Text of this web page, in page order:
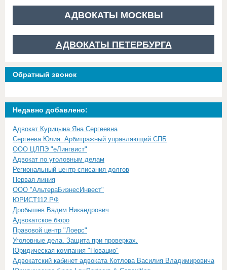
АДВОКАТЫ МОСКВЫ
АДВОКАТЫ ПЕТЕРБУРГА
Обратный звонок
Недавно добавлено:
Адвокат Курицына Яна Сергеевна
Сергеева Юлия. Арбитражный управляющий СПБ
ООО ЦЛПЭ "еЛингвист"
Адвокат по уголовным делам
Региональный центр списания долгов
Первая линия
ООО "АльтераБизнесИнвест"
ЮРИСТ112.РФ
Дробышев Вадим Никандрович
Адвокатское бюро
Правовой центр "Лоерс"
Уголовные дела. Защита при проверках.
Юридическая компания "Новацио"
Адвокатский кабинет адвоката Котлова Василия Владимировича